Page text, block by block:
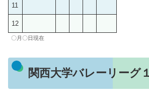
11
12
〇月〇日現在
関西大学バレーリーグ